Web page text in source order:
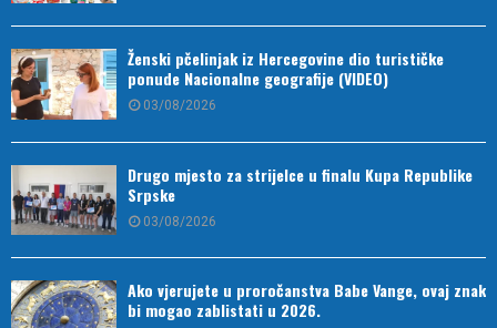
Ženski pčelinjak iz Hercegovine dio turističke
ponude Nacionalne geografije (VIDEO)
03/08/2026
Drugo mjesto za strijelce u finalu Kupa Republike
Srpske
03/08/2026
Ako vjerujete u proročanstva Babe Vange, ovaj znak
bi mogao zablistati u 2026.